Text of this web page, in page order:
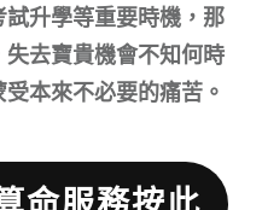
升學等重要時機，那
去寶貴機會不知何時
本來不必要的痛苦。